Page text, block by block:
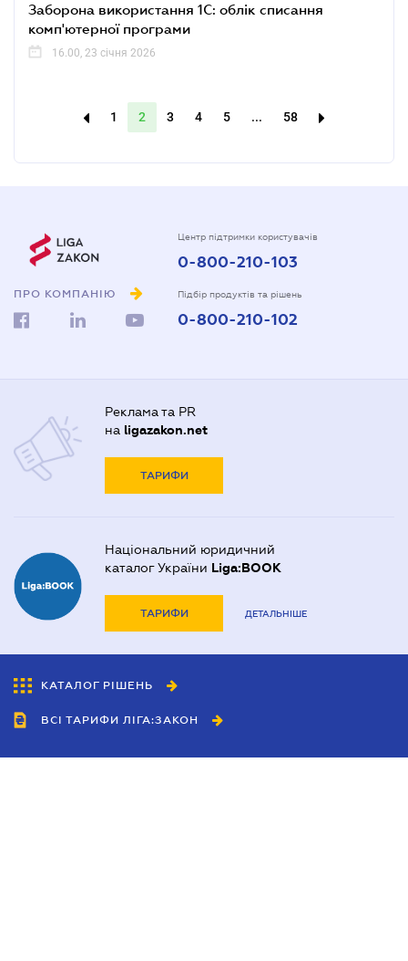
Заборона використання 1С: облік списання
комп'ютерної програми
16.00, 23 січня 2026
1 2 3 4 5 ... 58
ПРО КОМПАНІЮ
Центр підтримки користувачів
0-800-210-103
Підбір продуктів та рішень
0-800-210-102
Реклама та PR
на ligazakon.net
ТАРИФИ
Національний юридичний
каталог України Liga:BOOK
ТАРИФИ ДЕТАЛЬНІШЕ
КАТАЛОГ РІШЕНЬ
ВСІ ТАРИФИ ЛІГА:ЗАКОН